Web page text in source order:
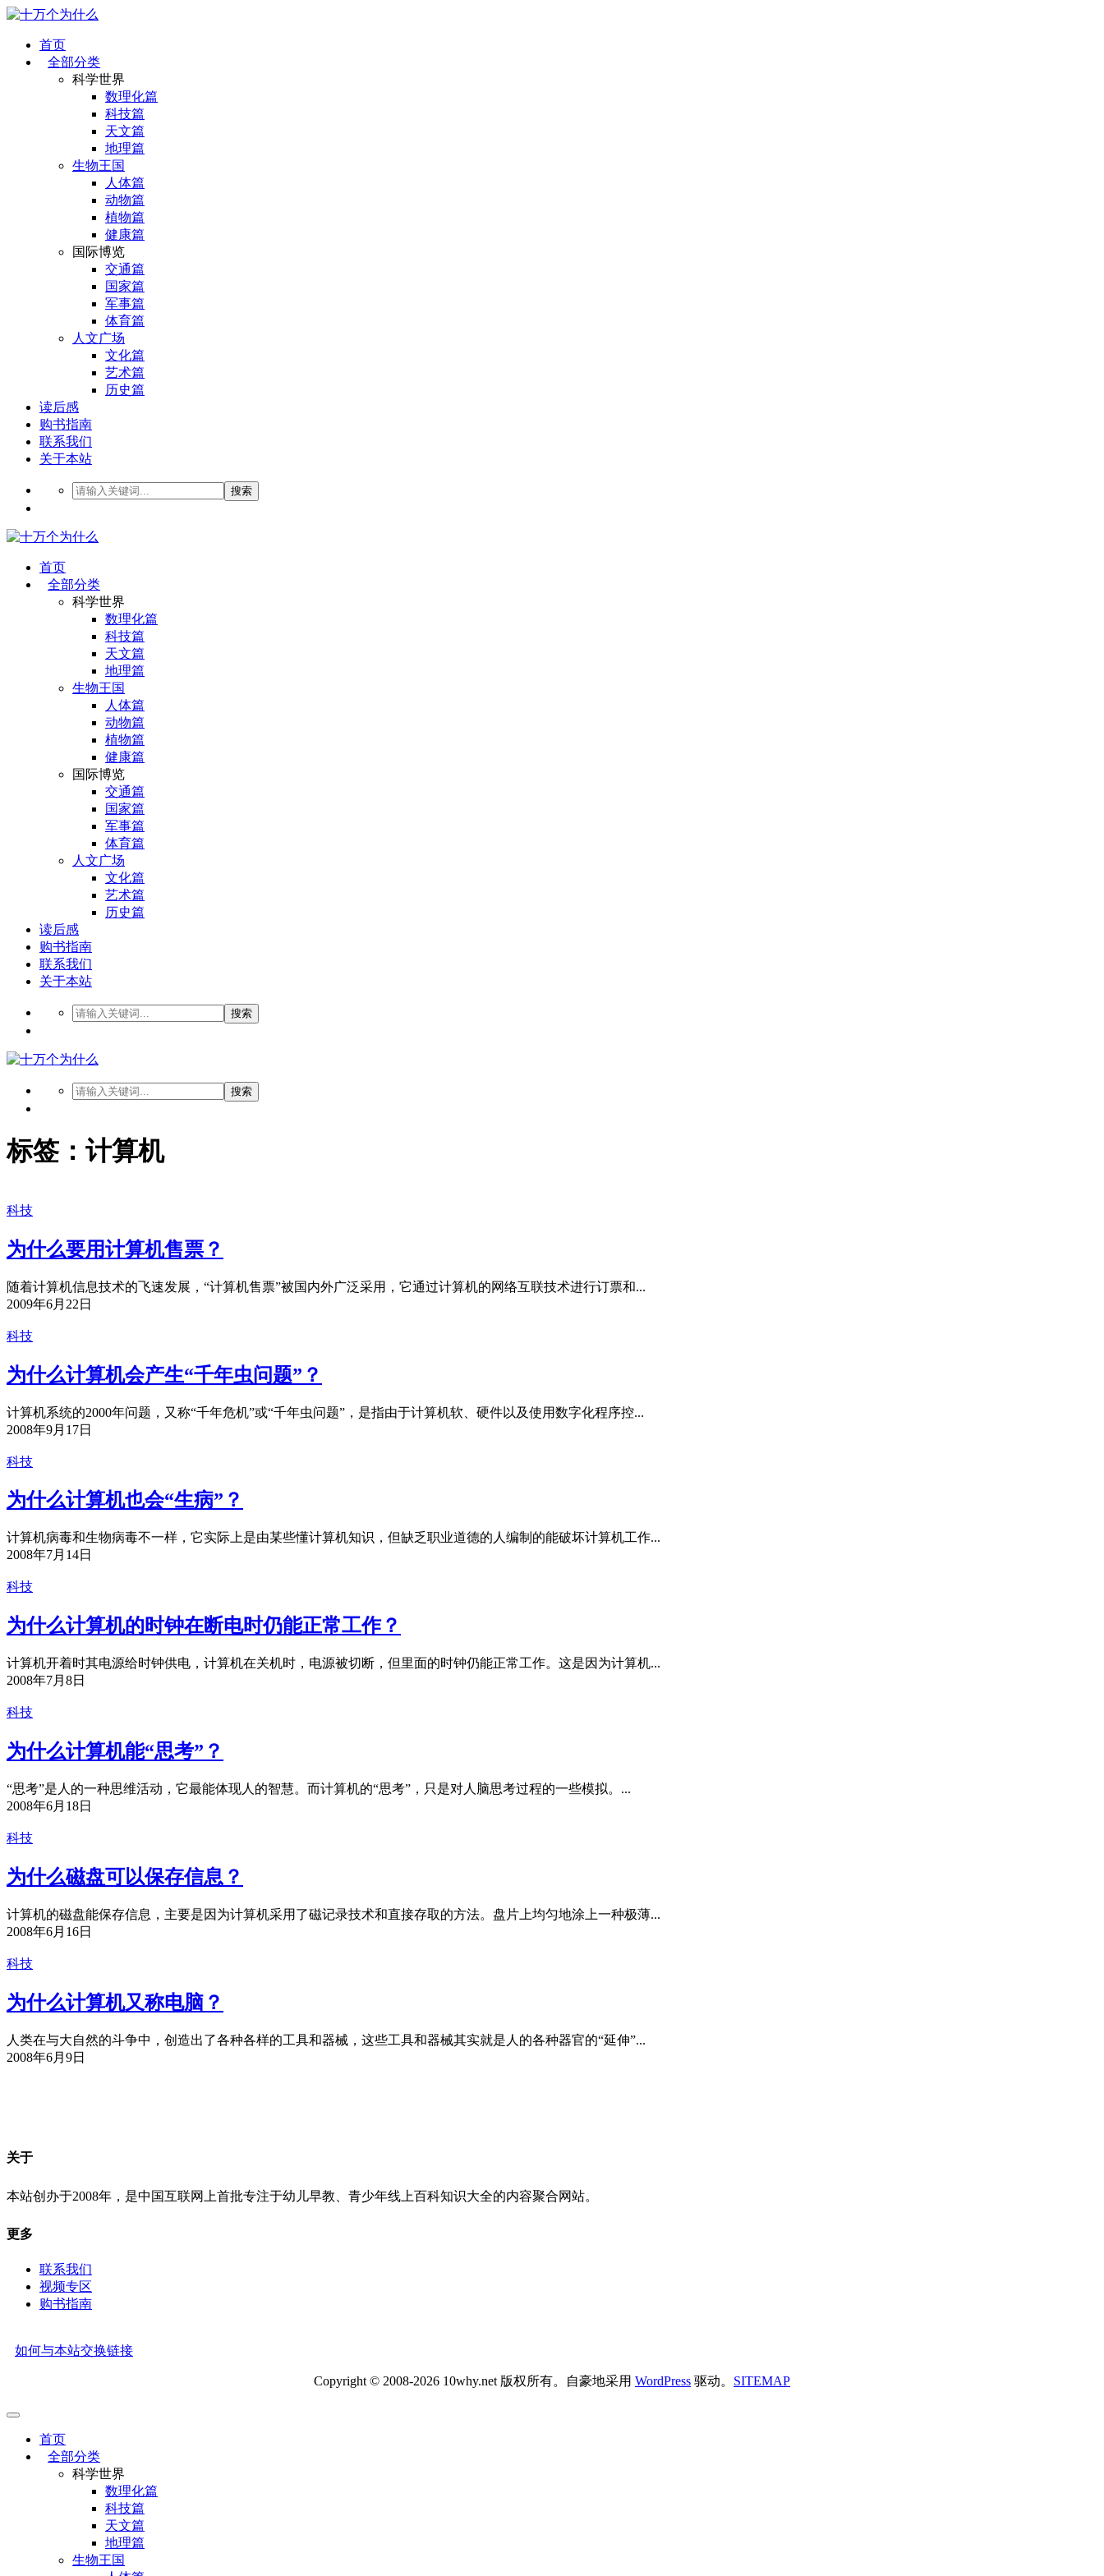
首页
全部分类
科学世界
数理化篇
科技篇
天文篇
地理篇
生物王国
人体篇
动物篇
植物篇
健康篇
国际博览
交通篇
国家篇
军事篇
体育篇
人文广场
文化篇
艺术篇
历史篇
读后感
购书指南
联系我们
关于本站
搜索
首页
全部分类
科学世界
数理化篇
科技篇
天文篇
地理篇
生物王国
人体篇
动物篇
植物篇
健康篇
国际博览
交通篇
国家篇
军事篇
体育篇
人文广场
文化篇
艺术篇
历史篇
读后感
购书指南
联系我们
关于本站
搜索
搜索
标签：计算机
科技
为什么要用计算机售票？
随着计算机信息技术的飞速发展，“计算机售票”被国内外广泛采用，它通过计算机的网络互联技术进行订票和...
2009年6月22日
科技
为什么计算机会产生“千年虫问题”？
计算机系统的2000年问题，又称“千年危机”或“千年虫问题”，是指由于计算机软、硬件以及使用数字化程序控...
2008年9月17日
科技
为什么计算机也会“生病”？
计算机病毒和生物病毒不一样，它实际上是由某些懂计算机知识，但缺乏职业道德的人编制的能破坏计算机工作...
2008年7月14日
科技
为什么计算机的时钟在断电时仍能正常工作？
计算机开着时其电源给时钟供电，计算机在关机时，电源被切断，但里面的时钟仍能正常工作。这是因为计算机...
2008年7月8日
科技
为什么计算机能“思考”？
“思考”是人的一种思维活动，它最能体现人的智慧。而计算机的“思考”，只是对人脑思考过程的一些模拟。...
2008年6月18日
科技
为什么磁盘可以保存信息？
计算机的磁盘能保存信息，主要是因为计算机采用了磁记录技术和直接存取的方法。盘片上均匀地涂上一种极薄...
2008年6月16日
科技
为什么计算机又称电脑？
人类在与大自然的斗争中，创造出了各种各样的工具和器械，这些工具和器械其实就是人的各种器官的“延伸”...
2008年6月9日
关于
本站创办于2008年，是中国互联网上首批专注于幼儿早教、青少年线上百科知识大全的内容聚合网站。
更多
联系我们
视频专区
购书指南
如何与本站交换链接
Copyright © 2008-2026 10why.net 版权所有。自豪地采用 WordPress 驱动。 SITEMAP
首页
全部分类
科学世界
数理化篇
科技篇
天文篇
地理篇
生物王国